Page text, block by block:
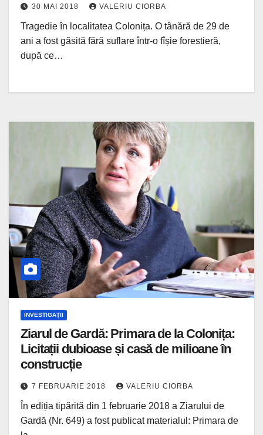
30 MAI 2018 VALERIU CIORBA
Tragedie în localitatea Colonița. O tânără de 29 de
ani a fost găsită fără suflare într-o fîșie forestieră,
după ce…
INVESTIGAȚII
Ziarul de Gardă: Primara de la Colonița:
Licitații dubioase și casă de milioane în
construcție
7 FEBRUARIE 2018 VALERIU CIORBA
În ediția tipărită din 1 februarie 2018 a Ziarului de
Gardă (Nr. 649) a fost publicat materialul: Primara de